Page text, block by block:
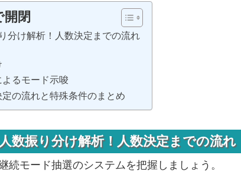
開閉
分け解析！人数決定までの流れ
るモード示唆
の流れと特殊条件のまとめ
数振り分け解析！人数決定までの流れ
続モード抽選のシステムを把握しましょう。